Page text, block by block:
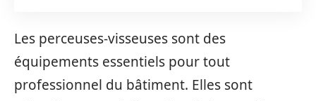
Les perceuses-visseuses sont des
équipements essentiels pour tout
professionnel du bâtiment. Elles sont